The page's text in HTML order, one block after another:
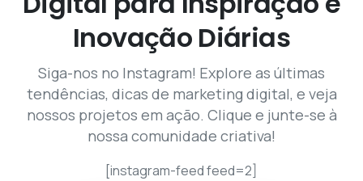
Inovação Diárias
Siga-nos no Instagram! Explore as últimas
tendências, dicas de marketing digital, e veja
nossos projetos em ação. Clique e junte-se à
nossa comunidade criativa!
[instagram-feed feed=2]